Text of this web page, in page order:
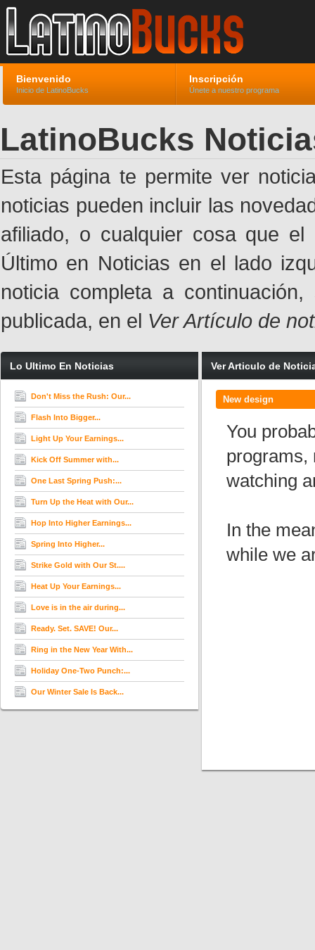
Bienvenido
Inicio de LatinoBucks
Inscripción
Únete a nuestro programa
LatinoBucks
Esta página te permite ver
noticias pueden incluir las
afiliado, o cualquier cosa que
Último en Noticias en el lado
noticia completa a
publicada, en el Ver Artículo de
Lo Ultimo En Noticias
Don't Miss the Rush: Our...
Flash Into Bigger...
Light Up Your Earnings...
Kick Off Summer with...
One Last Spring Push:...
Turn Up the Heat with Our...
Hop Into Higher Earnings...
Spring Into Higher...
Strike Gold with Our St....
Heat Up Your Earnings...
Love is in the air during...
Ready. Set. SAVE! Our...
Ring in the New Year With...
Holiday One-Two Punch:...
Our Winter Sale Is Back...
Ver Articulo de
New design
You
programs,
watching
In the
while we